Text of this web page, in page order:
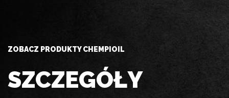
ZOBACZ PRODUKTY CHEMPIOIL
SZCZEGÓŁY